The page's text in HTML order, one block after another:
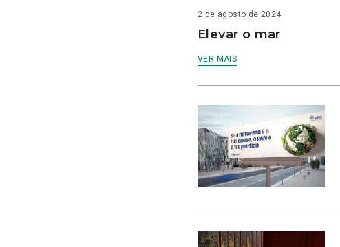
2 de agosto de 2024
Elevar o mar
VER MAIS